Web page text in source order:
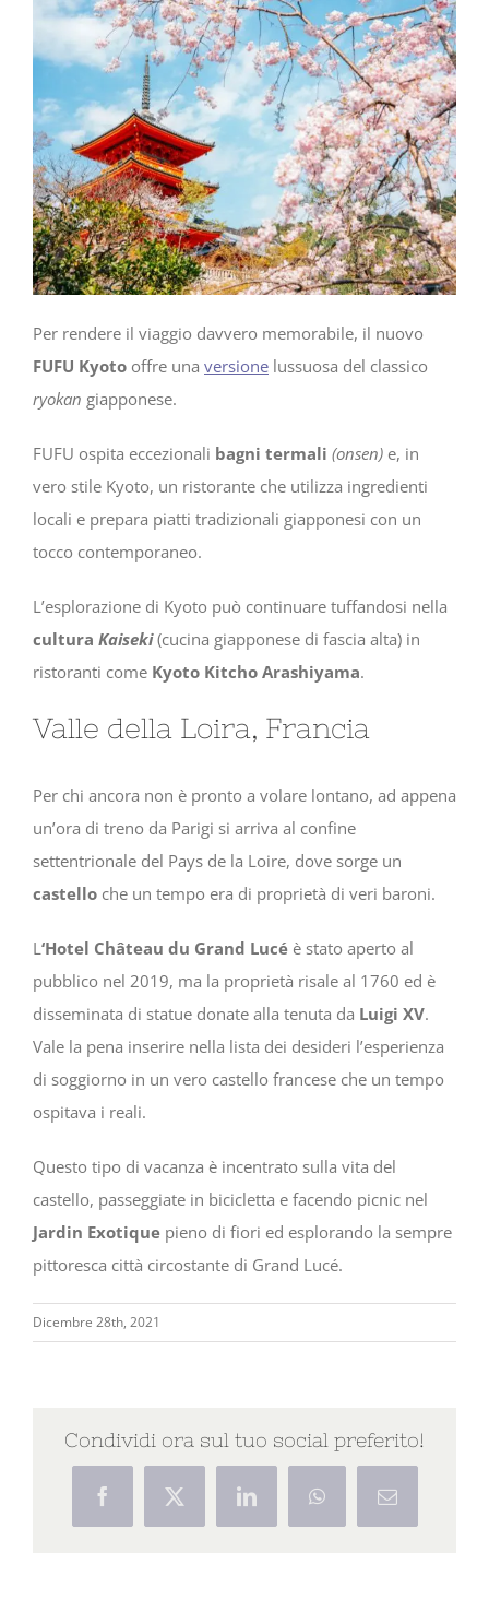
Per rendere il viaggio davvero memorabile, il nuovo
FUFU Kyoto offre una versione lussuosa del classico
ryokan giapponese.
FUFU ospita eccezionali bagni termali (onsen) e, in
vero stile Kyoto, un ristorante che utilizza ingredienti
locali e prepara piatti tradizionali giapponesi con un
tocco contemporaneo.
L’esplorazione di Kyoto può continuare tuffandosi nella
cultura Kaiseki (cucina giapponese di fascia alta) in
ristoranti come Kyoto Kitcho Arashiyama.
Valle della Loira, Francia
Per chi ancora non è pronto a volare lontano, ad appena
un’ora di treno da Parigi si arriva al confine
settentrionale del Pays de la Loire, dove sorge un
castello che un tempo era di proprietà di veri baroni.
L ‘Hotel Château du Grand Lucé è stato aperto al
pubblico nel 2019, ma la proprietà risale al 1760 ed è
disseminata di statue donate alla tenuta da Luigi XV.
Vale la pena inserire nella lista dei desideri l’esperienza
di soggiorno in un vero castello francese che un tempo
ospitava i reali.
Questo tipo di vacanza è incentrato sulla vita del
castello, passeggiate in bicicletta e facendo picnic nel
Jardin Exotique pieno di fiori ed esplorando la sempre
pittoresca città circostante di Grand Lucé.
Dicembre 28th, 2021
Condividi ora sul tuo social preferito!
FacebookX LinkedInWhatsAppEmail